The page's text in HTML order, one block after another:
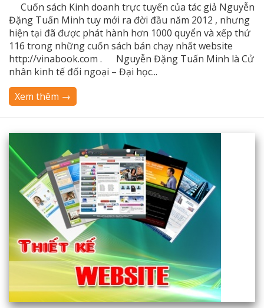
Cuốn sách Kinh doanh trực tuyến của tác giả Nguyễn
Đặng Tuấn Minh tuy mới ra đời đầu năm 2012 , nhưng
hiện tại đã được phát hành hơn 1000 quyển và xếp thứ
116 trong những cuốn sách bán chạy nhất website
http://vinabook.com . Nguyễn Đặng Tuấn Minh là Cử
nhân kinh tế đối ngoại – Đại học...
Xem thêm →